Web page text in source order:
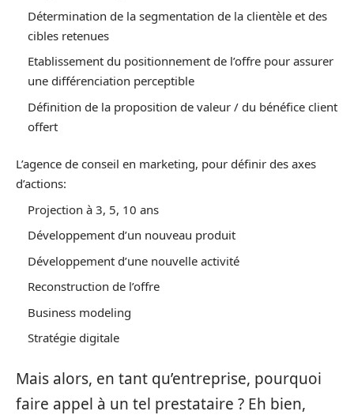
Détermination de la segmentation de la clientèle et des
cibles retenues
Etablissement du positionnement de l’offre pour assurer
une différenciation perceptible
Définition de la proposition de valeur / du bénéfice client
offert
L’agence de conseil en marketing, pour définir des axes
d’actions:
Projection à 3, 5, 10 ans
Développement d’un nouveau produit
Développement d’une nouvelle activité
Reconstruction de l’offre
Business modeling
Stratégie digitale
Mais alors, en tant qu’entreprise, pourquoi
faire appel à un tel prestataire ? Eh bien,